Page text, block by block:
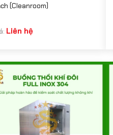
(Cleanroom)
Liên hệ